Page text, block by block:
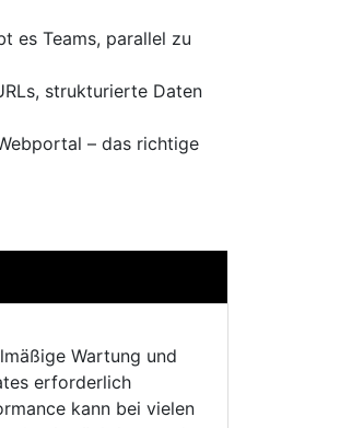
es Teams, parallel zu
strukturierte Daten
– das richtige
Wartung und
erforderlich
kann bei vielen